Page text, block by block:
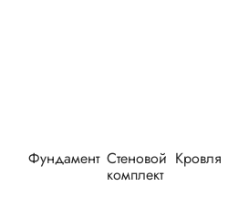
Фундамент Стеновой
комплект
Кровля